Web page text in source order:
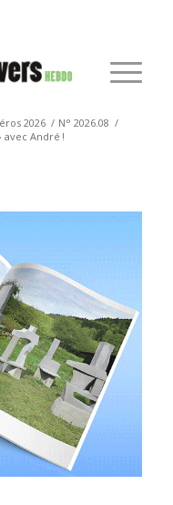
2026 / N° 2026.08 /
avec André !